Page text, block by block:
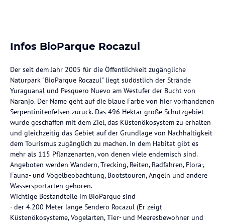
Infos BioParque Rocazul
Der seit dem Jahr 2005 für die Öffentlichkeit zugängliche
Naturpark "BioParque Rocazul" liegt südöstlich der Strände
Yuraguanal und Pesquero Nuevo am Westufer der Bucht von
Naranjo. Der Name geht auf die blaue Farbe von hier vorhandenen
Serpentinitenfelsen zurück. Das 496 Hektar große Schutzgebiet
wurde geschaffen mit dem Ziel, das Küstenökosystem zu erhalten
und gleichzeitig das Gebiet auf der Grundlage von Nachhaltigkeit
dem Tourismus zugänglich zu machen. In dem Habitat gibt es
mehr als 115 Pflanzenarten, von denen viele endemisch sind.
Angeboten werden Wandern, Trecking, Reiten, Radfahren, Flora-,
Fauna- und Vogelbeobachtung, Bootstouren, Angeln und andere
Wassersportarten gehören.
Wichtige Bestandteile im BioParque sind
- der 4.200 Meter lange Sendero Rocazul (Er zeigt
Küstenökosysteme, Vogelarten, Tier- und Meeresbewohner und